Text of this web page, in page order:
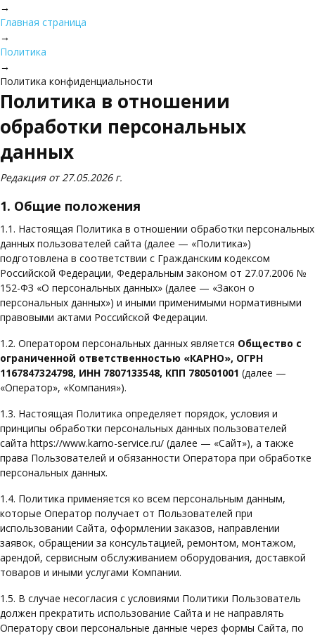
→
Главная страница
→
Политика
→
Политика конфиденциальности
Политика в отношении
обработки персональных
данных
Редакция от 27.05.2026 г.
1. Общие положения
1.1. Настоящая Политика в отношении обработки персональных
данных пользователей сайта (далее — «Политика»)
подготовлена в соответствии с Гражданским кодексом
Российской Федерации, Федеральным законом от 27.07.2006 №
152-ФЗ «О персональных данных» (далее — «Закон о
персональных данных») и иными применимыми нормативными
правовыми актами Российской Федерации.
1.2. Оператором персональных данных является Общество с
ограниченной ответственностью «КАРНО», ОГРН
1167847324798, ИНН 7807133548, КПП 780501001 (далее —
«Оператор», «Компания»).
1.3. Настоящая Политика определяет порядок, условия и
принципы обработки персональных данных пользователей
сайта https://www.karno-service.ru/ (далее — «Сайт»), а также
права Пользователей и обязанности Оператора при обработке
персональных данных.
1.4. Политика применяется ко всем персональным данным,
которые Оператор получает от Пользователей при
использовании Сайта, оформлении заказов, направлении
заявок, обращении за консультацией, ремонтом, монтажом,
арендой, сервисным обслуживанием оборудования, доставкой
товаров и иными услугами Компании.
1.5. В случае несогласия с условиями Политики Пользователь
должен прекратить использование Сайта и не направлять
Оператору свои персональные данные через формы Сайта, по